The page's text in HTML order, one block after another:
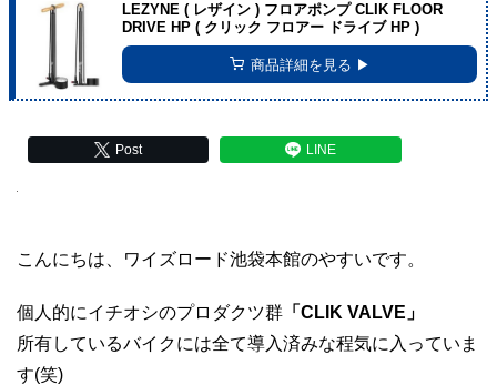
LEZYNE ( レザイン ) フロアポンプ CLIK FLOOR
DRIVE HP ( クリック フロアー ドライブ HP )
商品詳細を見る ▶︎
Post LINE
こんにちは、ワイズロード池袋本館のやすいです。
個人的にイチオシのプロダクツ群 「CLIK VALVE」
所有しているバイクには全て導入済みな程気に入っていま
す(笑)